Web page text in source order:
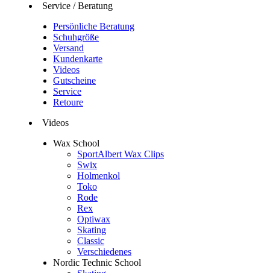
Service / Beratung
Persönliche Beratung
Schuhgröße
Versand
Kundenkarte
Videos
Gutscheine
Service
Retoure
Videos
Wax School
SportAlbert Wax Clips
Swix
Holmenkol
Toko
Rode
Rex
Optiwax
Skating
Classic
Verschiedenes
Nordic Technic School